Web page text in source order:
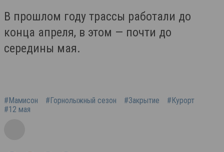
В прошлом году трассы работали до
конца апреля, в этом — почти до
середины мая.
#Мамисон #Горнолыжный сезон #Закрытие
#Курорт
#12 мая